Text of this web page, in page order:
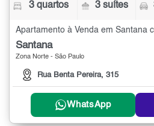
3 quartos 3 suítes
Apartamento à Venda em Santana
Santana
Zona Norte - São Paulo
Rua Benta Pereira, 315
WhatsApp